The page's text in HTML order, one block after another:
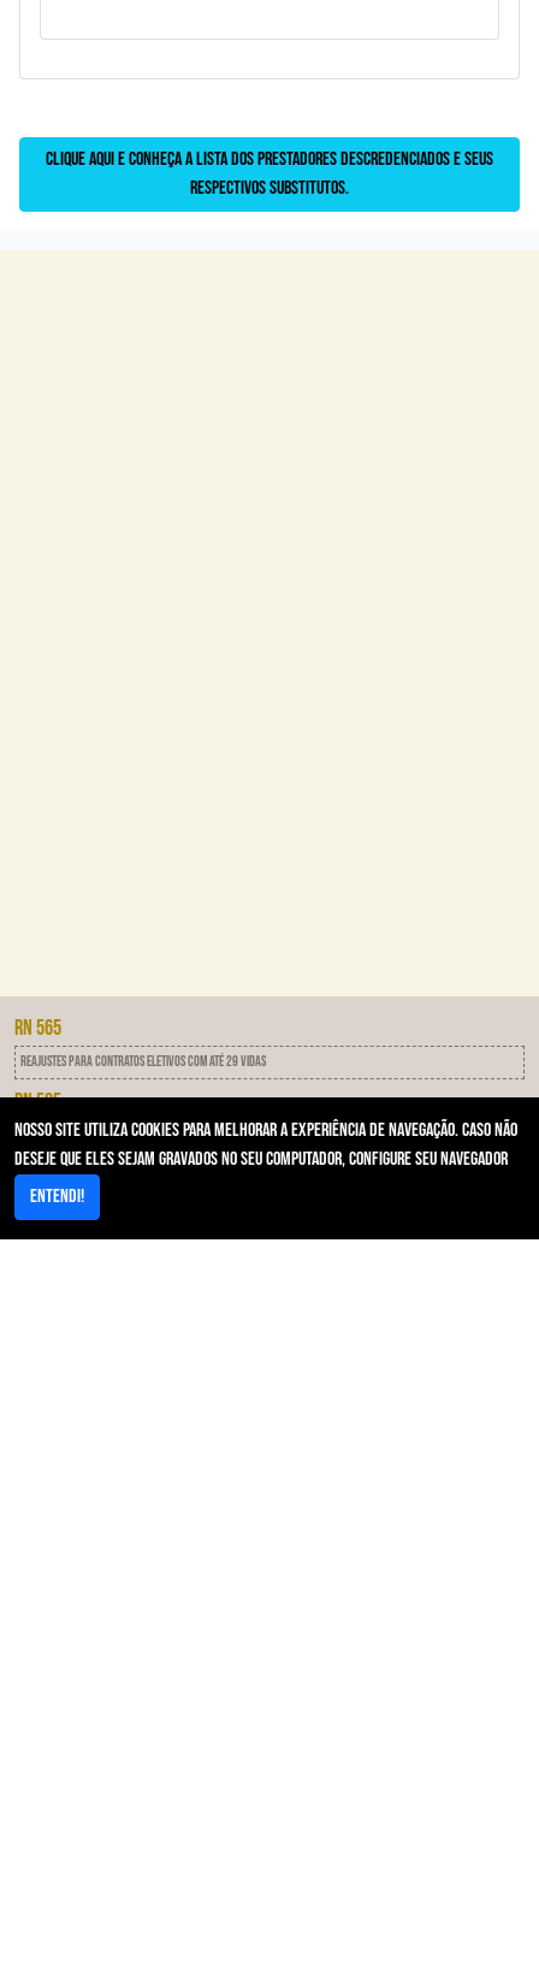
Clique aqui e conheça a lista dos prestadores descredenciados e seus
respectivos substitutos.
RN 565
Reajustes para contratos eletivos com até 29 vidas
RN 505
IDSS - Programa de qualificação das operadoras
RN 593
Notificação Por Inadimplência
Nosso site utiliza cookies para melhorar a experiência de navegação. Caso não
deseje que eles sejam gravados no seu computador, configure seu navegador
Entendi!